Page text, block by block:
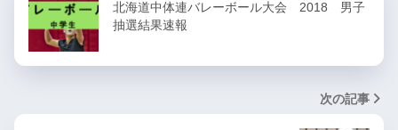
北海道中体連バレーボール大会 2018 男子
抽選結果速報
次の記事